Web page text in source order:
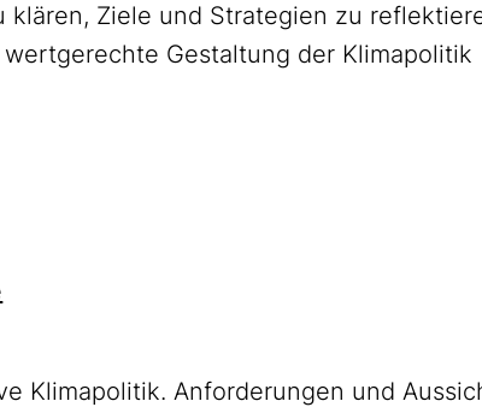
klären, Ziele und Strategien zu
Gestaltung der Klimapolitik
Klimapolitik. Anforderungen und